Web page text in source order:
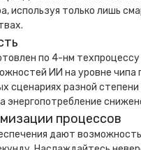
используя только лишь
по 4-нм
ИИ на уровне
сценариях разной
энергопотребление
процессов
дают